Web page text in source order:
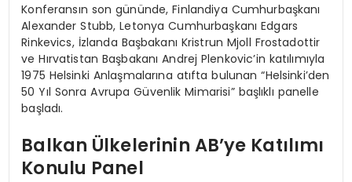
Konferansın son gününde, Finlandiya Cumhurbaşkanı
Alexander Stubb, Letonya Cumhurbaşkanı Edgars
Rinkevics, İzlanda Başbakanı Kristrun Mjoll Frostadottir
ve Hırvatistan Başbakanı Andrej Plenkovic’in katılımıyla
1975 Helsinki Anlaşmalarına atıfta bulunan “Helsinki’den
50 Yıl Sonra Avrupa Güvenlik Mimarisi” başlıklı panelle
başladı.
Balkan Ülkelerinin AB’ye Katılımı
Konulu Panel